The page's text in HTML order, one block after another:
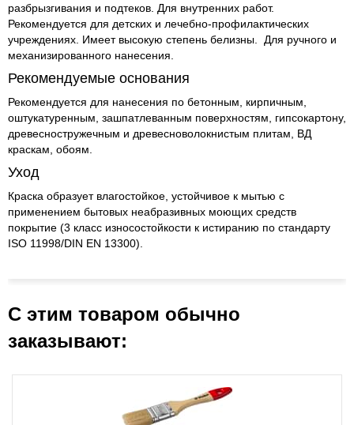
разбрызгивания и подтеков. Для внутренних работ.
Рекомендуется для детских и лечебно-профилактических
учреждениях. Имеет высокую степень белизны. Для ручного и
механизированного нанесения.
Рекомендуемые основания
Рекомендуется для нанесения по бетонным, кирпичным,
оштукатуренным, зашпатлеванным поверхностям, гипсокартону,
древесностружечным и древесноволокнистым плитам, ВД
краскам, обоям.
Уход
Краска образует влагостойкое, устойчивое к мытью с
применением бытовых неабразивных моющих средств
покрытие (3 класс износостойкости к истиранию по стандарту
ISO 11998/DIN EN 13300).
С этим товаром обычно
заказывают: